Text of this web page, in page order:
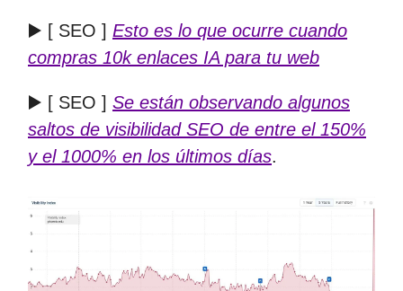
▶️ [ SEO ] Esto es lo que ocurre cuando
compras 10k enlaces IA para tu web
▶️ [ SEO ] Se están observando algunos
saltos de visibilidad SEO de entre el 150%
y el 1000% en los últimos días.